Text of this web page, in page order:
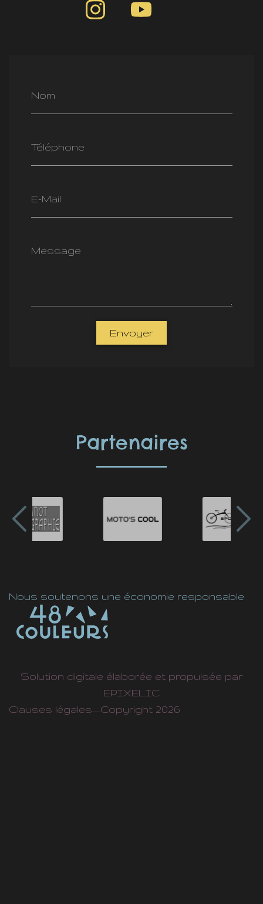
Nom
Téléphone
E-Mail
Message
Envoyer
Partenaires
Nous soutenons une économie responsable
Solution digitale élaborée et propulsée par
EPIXELIC
—
Clauses légales Copyright 2026